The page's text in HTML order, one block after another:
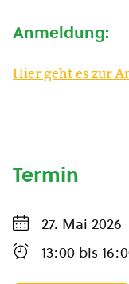
Anmeldung:
Hier geht es zur
Termin
27. Mai 2026
13:00 bis